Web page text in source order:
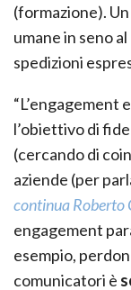
(formazione).
umane in seno
spedizioni
“L’engagement
l’obiettivo di
(cercando di
aziende (per
continua Roberto
engagement
esempio,
comunicatori è